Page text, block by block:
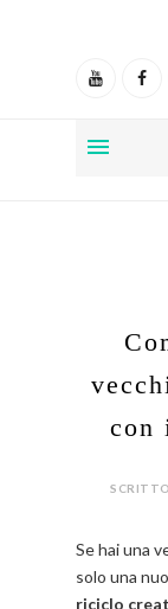
con
Se hai una
solo una
riciclo